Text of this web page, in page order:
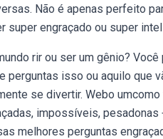
Não é apenas perfeito
super engraçado ou super
rir ou ser um gênio?
perguntas isso ou aquilo que
se divertir. Webo
impossíveis, pesadonas
melhores perguntas